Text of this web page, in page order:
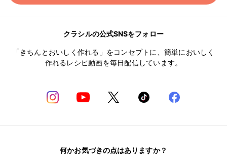
クラシルの公式SNSをフォロー
「きちんとおいしく作れる」をコンセプトに、簡単においしく
作れるレシピ動画を毎日配信しています。
何かお気づきの点はありますか？